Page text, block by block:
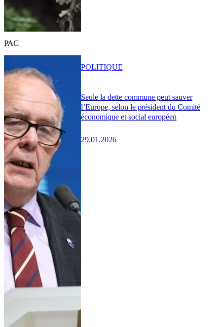
PAC
Seule la dette commune peut sauver
l’Europe, selon le président du Comité
économique et social européen
29.01.2026
POLITIQUE